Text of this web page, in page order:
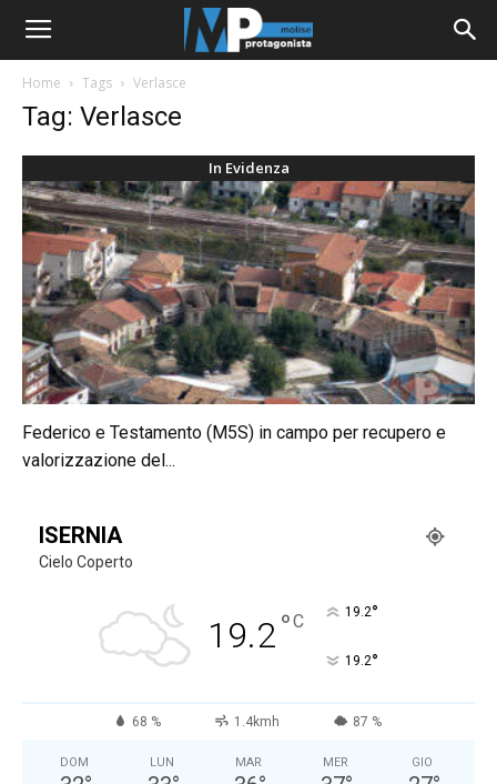
Home Tags Verlasce
Tag: Verlasce
In Evidenza
Federico e Testamento (M5S) in campo per recupero e
valorizzazione del...
ISERNIA
Cielo Coperto
19.2°C 19.2°
19.2°
68 % 1.4kmh 87 %
DOM LUN MAR MER GIO